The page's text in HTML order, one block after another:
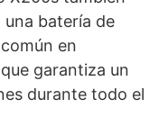
una batería de
en
garantiza un
durante todo el